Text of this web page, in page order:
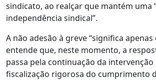
sindicato, ao realçar que mantém uma
independência sindical”.
A não adesão à greve “significa apenas
entende que, neste momento, a
passa pela continuação da intervenção
fiscalização rigorosa do cumprimento